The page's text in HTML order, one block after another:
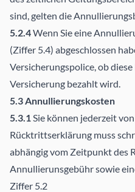
sind, gelten die
5.2.4Wenn Sie eine
(Ziffer 5.4) abgeschlossen
Versicherungspolice, ob
Versicherung bezahlt wird.
5.3 Annullierungskosten
5.3.1Sie können jederzeit
Rücktrittserklärung muss
abhängig vom Zeitpunkt des
Annullierunsgebühr sowie
Ziffer 5.2